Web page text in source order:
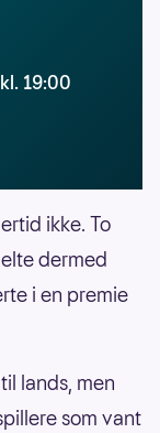
19:00
ikke. To
dermed
i en premie
lands, men
som vant